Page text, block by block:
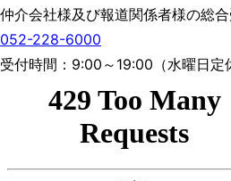
仲介会社様及び報道関係者様の総
052-228-6000
受付時間：9:00～19:00（水曜日定